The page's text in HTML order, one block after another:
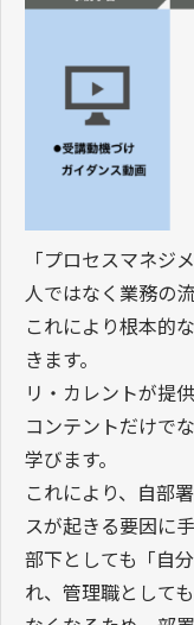
「プロセスマネジ
人ではなく業務の
これにより根本的
きます。
リ・カレントが提
コンテントだけで
学びます。
これにより、自部
スが起きる要因に
部下としても「自
れ、管理職として